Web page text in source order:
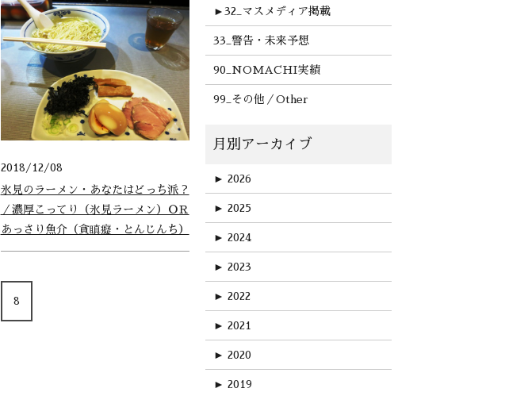
2018/12/08
氷見のラーメン・あなたはどっち派？
／濃厚こってり（氷見ラーメン）ＯＲ
あっさり魚介（貪瞋癡・とんじんち）
8
► 32_マスメディア掲載
33_警告・未来予想
90_NOMACHI実績
99_その他／Other
► 2026
► 2025
► 2024
► 2023
► 2022
► 2021
► 2020
► 2019